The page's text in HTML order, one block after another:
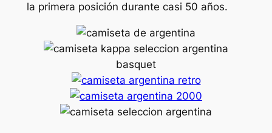
la primera posición durante casi 50 años.